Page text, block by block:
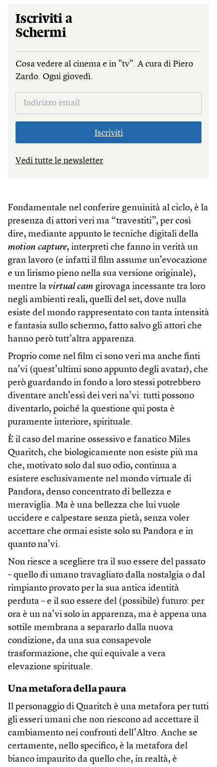
Iscriviti a
Schermi
Cosa vedere al cinema e in "tv". A cura di Piero
Zardo. Ogni giovedì.
Iscriviti
Vedi tutte le newsletter
Fondamentale nel conferire genuinità al ciclo, è la
presenza di attori veri ma “travestiti”, per così
dire, mediante appunto le tecniche digitali della
motion capture, interpreti che fanno in verità un
gran lavoro (e infatti il film assume un’evocazione
e un lirismo pieno nella sua versione originale),
mentre la virtual cam girovaga incessante tra loro
negli ambienti reali, quelli del set, dove nulla
esiste del mondo rappresentato con tanta intensità
e fantasia sullo schermo, fatto salvo gli attori che
hanno però tutt’altra apparenza.
Proprio come nel film ci sono veri ma anche finti
na’vi (quest’ultimi sono appunto degli avatar), che
però guardando in fondo a loro stessi potrebbero
diventare anch’essi dei veri na’vi: tutti possono
diventarlo, poiché la questione qui posta è
puramente interiore, spirituale.
È il caso del marine ossessivo e fanatico Miles
Quaritch, che biologicamente non esiste più ma
che, motivato solo dal suo odio, continua a
esistere esclusivamente nel mondo virtuale di
Pandora, denso concentrato di bellezza e
meraviglia. Ma è una bellezza che lui vuole
uccidere e calpestare senza pietà, senza voler
accettare che ormai esiste solo su Pandora e in
quanto na’vi.
Non riesce a scegliere tra il suo essere del passato
– quello di umano travagliato dalla nostalgia o dal
rimpianto provato per la sua antica identità
perduta – e il suo essere del (possibile) futuro: per
ora è un na’vi solo in apparenza, ma è appena una
sottile membrana a separarlo dalla nuova
condizione, da una sua consapevole
trasformazione, che qui equivale a vera
elevazione spirituale.
Una metafora della paura
Il personaggio di Quaritch è una metafora per tutti
gli esseri umani che non riescono ad accettare il
cambiamento nei confronti dell’Altro. Anche se
certamente, nello specifico, è la metafora del
bianco impaurito da quello che, in realtà, è